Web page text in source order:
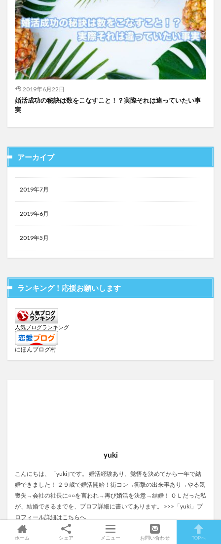
2019年6月22日
婚活成功の秘訣は数をこなすこと！？実際それは違っていたい事
実
アーカイブ
2019年7月
2019年6月
2019年5月
ランキング！応援お願いします
人気ブログランキング
にほんブログ村
yuki
こんにちは、「yuki｣です。 婚活経験あり、覚悟を決めてから一年で結
婚できました！ ２９歳で婚活開始！街コン→衝撃の出来事あり→やる気
喪失→会社の社長に○○を言われ→再び婚活を決意→結婚！ ＯＬだった私
が、結婚できるまでを、プロフ詳細に書いてあります。 >>>「yuki」プ
ロフィール詳細はこちらへ
ホーム シェア メニュー お問い合わせ TOPへ